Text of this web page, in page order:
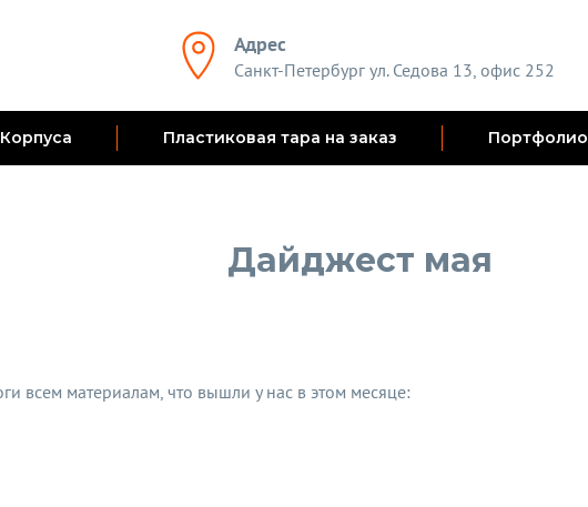
Адрес
Санкт-Петербург ул. Седова 13, офис 252
Корпуса Пластиковая тара на заказ Портфолио
Дайджест мая
всем материалам, что вышли у нас в этом месяце: